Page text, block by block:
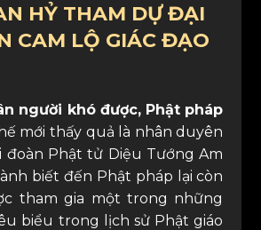
HỶ THAM DỰ ĐẠI
CAM LỘ GIÁC ĐẠO
người khó được, Phật pháp
mới thấy quả là nhân duyên
Phật tử Diệu Tướng Am
biết đến Phật pháp lại còn
tham gia một trong những
biểu trong lịch sử Phật giáo